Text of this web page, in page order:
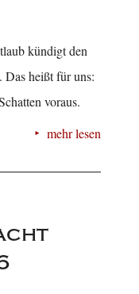
kündigt den
Das heißt für uns:
voraus.
mehr lesen